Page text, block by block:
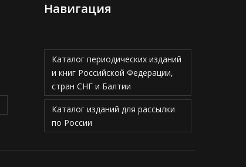
Навигация
Каталог периодических изданий
и книг Российской Федерации,
стран СНГ и Балтии
Каталог изданий для рассылки
по России